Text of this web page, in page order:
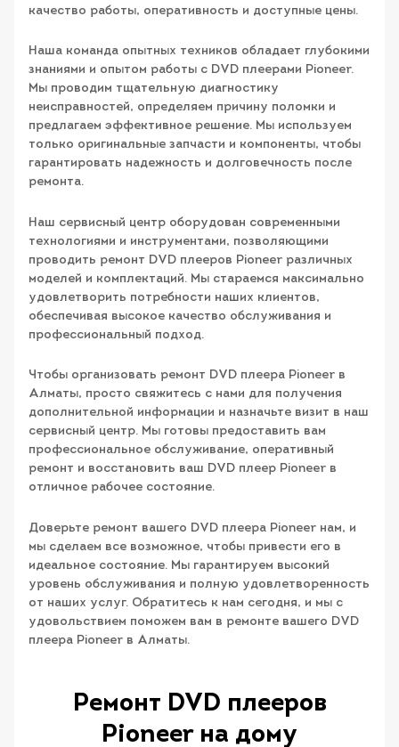
качество работы, оперативность и доступные цены.
Наша команда опытных техников обладает глубокими
знаниями и опытом работы с DVD плеерами Pioneer.
Мы проводим тщательную диагностику
неисправностей, определяем причину поломки и
предлагаем эффективное решение. Мы используем
только оригинальные запчасти и компоненты, чтобы
гарантировать надежность и долговечность после
ремонта.
Наш сервисный центр оборудован современными
технологиями и инструментами, позволяющими
проводить ремонт DVD плееров Pioneer различных
моделей и комплектаций. Мы стараемся максимально
удовлетворить потребности наших клиентов,
обеспечивая высокое качество обслуживания и
профессиональный подход.
Чтобы организовать ремонт DVD плеера Pioneer в
Алматы, просто свяжитесь с нами для получения
дополнительной информации и назначьте визит в наш
сервисный центр. Мы готовы предоставить вам
профессиональное обслуживание, оперативный
ремонт и восстановить ваш DVD плеер Pioneer в
отличное рабочее состояние.
Доверьте ремонт вашего DVD плеера Pioneer нам, и
мы сделаем все возможное, чтобы привести его в
идеальное состояние. Мы гарантируем высокий
уровень обслуживания и полную удовлетворенность
от наших услуг. Обратитесь к нам сегодня, и мы с
удовольствием поможем вам в ремонте вашего DVD
плеера Pioneer в Алматы.
Ремонт DVD плееров
Pioneer на дому